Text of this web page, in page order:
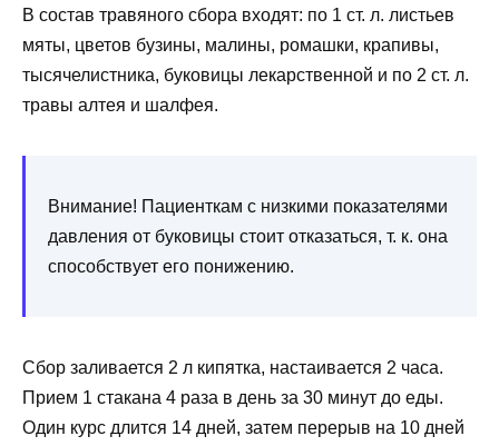
В состав травяного сбора входят: по 1 ст. л. листьев
мяты, цветов бузины, малины, ромашки, крапивы,
тысячелистника, буковицы лекарственной и по 2 ст. л.
травы алтея и шалфея.
Внимание! Пациенткам с низкими показателями
давления от буковицы стоит отказаться, т. к. она
способствует его понижению.
Сбор заливается 2 л кипятка, настаивается 2 часа.
Прием 1 стакана 4 раза в день за 30 минут до еды.
Один курс длится 14 дней, затем перерыв на 10 дней